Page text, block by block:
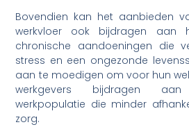
Bovendien kan het aanbieden
werkvloer ook bijdragen aan
chronische aandoeningen die
stress en een ongezonde
aan te moedigen om voor hun
werkgevers bijdragen
werkpopulatie die minder
zorg.